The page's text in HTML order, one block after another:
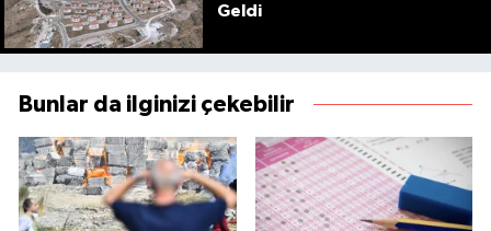
Geldi
Bunlar da ilginizi çekebilir